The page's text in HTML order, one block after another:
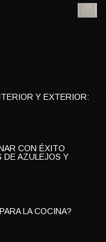
Y EXTERIOR:
CON ÉXITO
DE AZULEJOS Y
LA COCINA?